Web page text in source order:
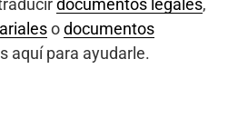
documentos legales,
odocumentos
aquí para ayudarle.